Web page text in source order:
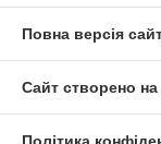
Повна версія
Сайт створено на